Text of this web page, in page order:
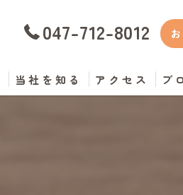
047-712-8012
当社を知る アクセス ブ